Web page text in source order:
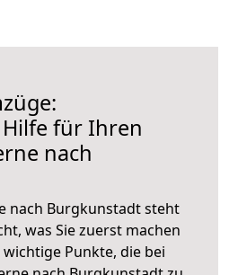
für Ihren
nach
nach Burgkunstadt steht
was Sie zuerst machen
Punkte, die bei